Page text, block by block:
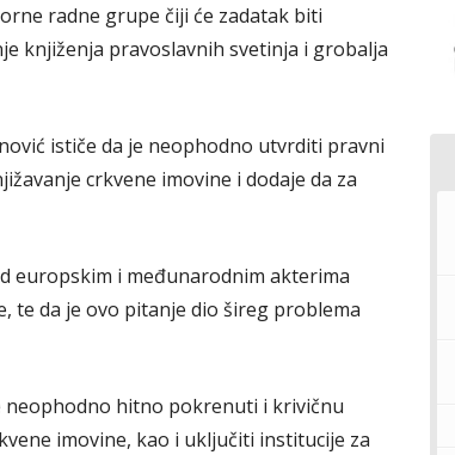
radne grupe čiji će zadatak biti
knjiženja pravoslavnih svetinja i grobalja
ističe da je neophodno utvrditi pravni
crkvene imovine i dodaje da za
europskim i međunarodnim akterima
te da je ovo pitanje dio šireg problema
hitno pokrenuti i krivičnu
imovine, kao i uključiti institucije za